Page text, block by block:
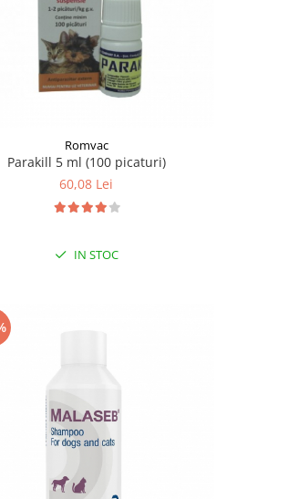
Romvac
Parakill 5 ml (100 picaturi)
60,08 Lei
IN STOC